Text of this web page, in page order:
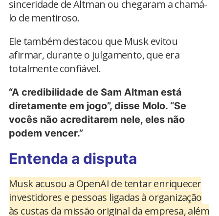
sinceridade de Altman ou chegaram a chamá-
lo de mentiroso.
Ele também destacou que Musk evitou
afirmar, durante o julgamento, que era
totalmente confiável.
“A credibilidade de Sam Altman está
diretamente em jogo”, disse Molo. “Se
vocês não acreditarem nele, eles não
podem vencer.”
Entenda a disputa
Musk acusou a OpenAI de tentar enriquecer
investidores e pessoas ligadas à organização
às custas da missão original da empresa, além